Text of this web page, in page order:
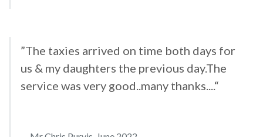
”The taxies arrived on time both days for
us & my daughters the previous day.The
service was very good..many thanks....“